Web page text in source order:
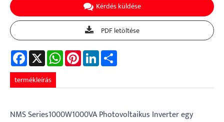
Kérdés küldése
PDF letöltése
Facebook
X WhatsAppPinterestLinkedIn
termékleírás
NMS Series1000W1000VA Photovoltaikus Inverter egy